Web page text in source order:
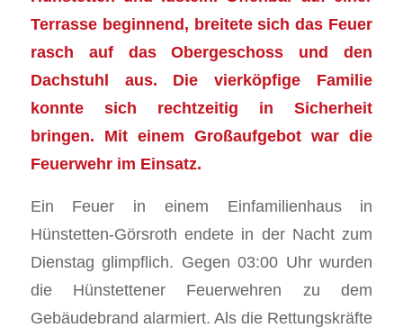
Terrasse beginnend, breitete sich das Feuer
rasch auf das Obergeschoss und den
Dachstuhl aus. Die vierköpfige Familie
konnte sich rechtzeitig in Sicherheit
bringen. Mit einem Großaufgebot war die
Feuerwehr im Einsatz.
Ein Feuer in einem Einfamilienhaus in
Hünstetten-Görsroth endete in der Nacht zum
Dienstag glimpflich. Gegen 03:00 Uhr wurden
die Hünstettener Feuerwehren zu dem
Gebäudebrand alarmiert. Als die Rettungskräfte